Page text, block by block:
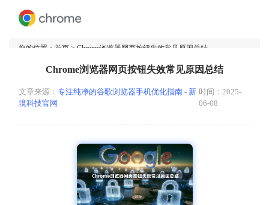
您的位置： 首页 > Chrome浏览器网页按钮失效常见原因总结
Chrome浏览器网页按钮失效常见原因总结
文章来源： 专注纯净的谷歌浏览器手机优化指南 - 新
境科技官网
时间：2025-
06-08